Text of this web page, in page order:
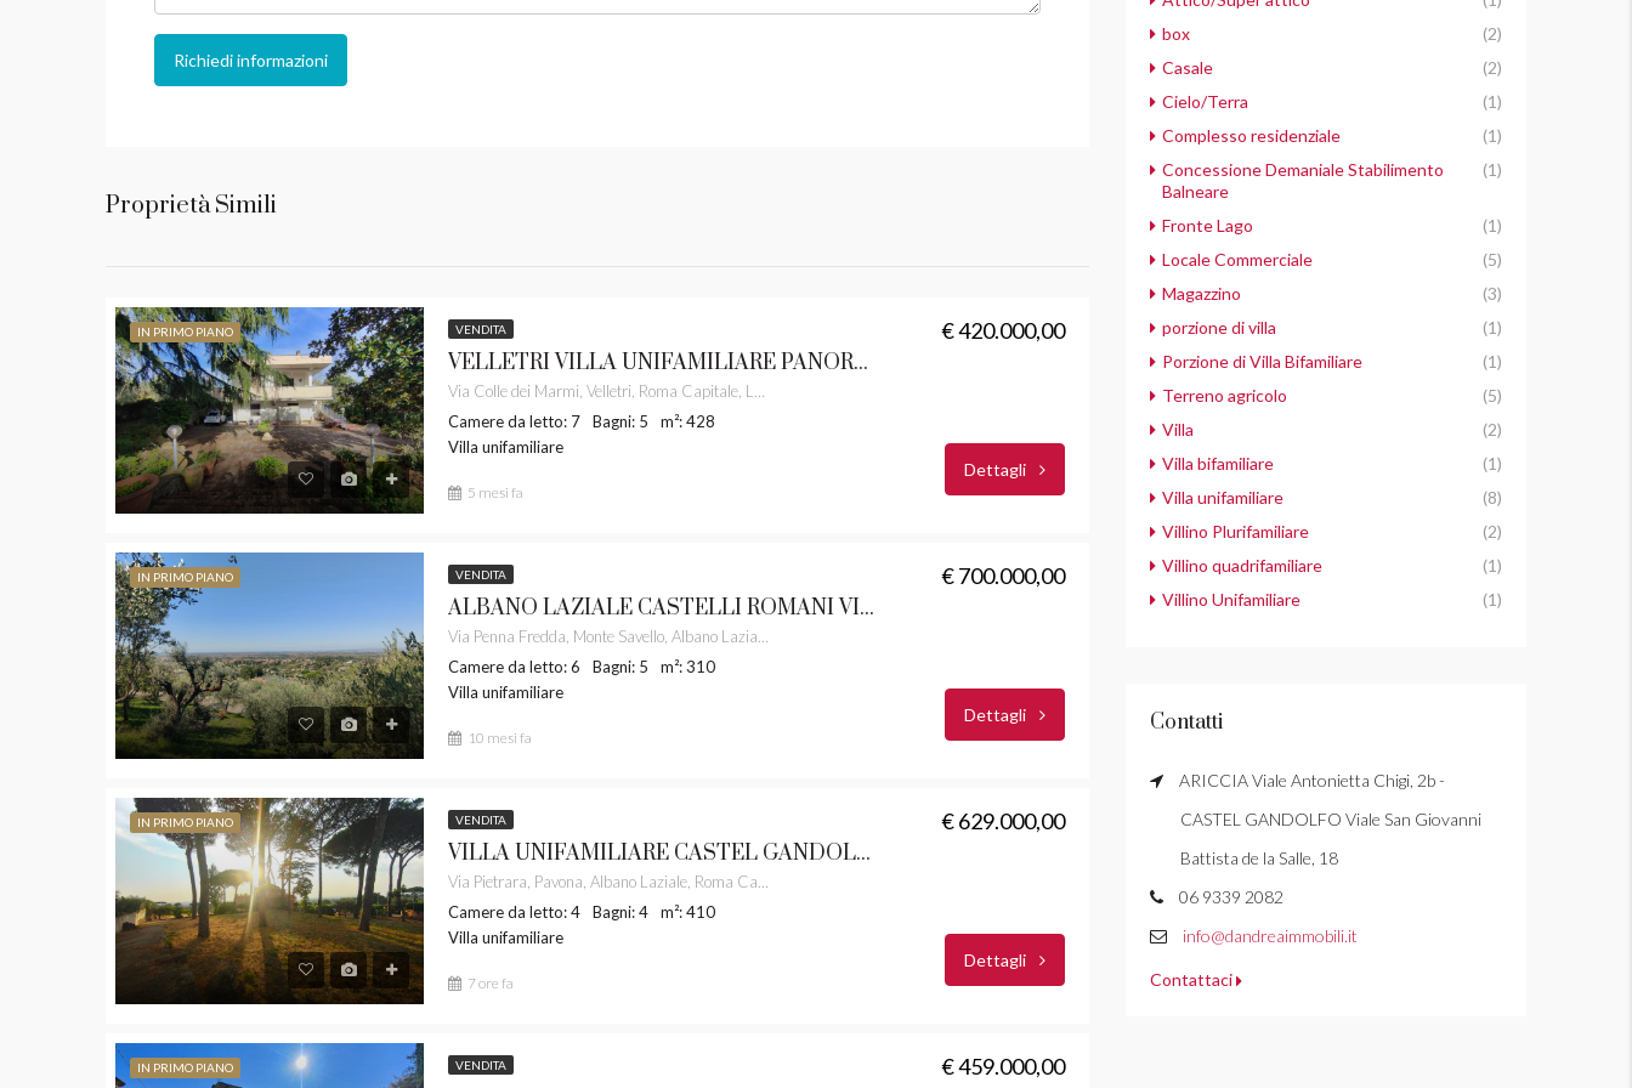
Richiedi informazioni
Proprietà Simili
IN PRIMO PIANO VENDITA
VELLETRI VILLA UNIFAMILIARE PANORAMICA CASTELLI ROMANI RIF. 29
Camere da letto: 7
Bagni: 5
m²: 428
Villa unifamiliare
5 mesi fa
€ 420.000,00
Dettagli
IN PRIMO PIANO VENDITA
ALBANO LAZIALE CASTELLI ROMANI VILLA UNIFAMILIARE PANORAMICA RIF.8
Camere da letto: 6
Bagni: 5
m²: 310
Villa unifamiliare
10 mesi fa
€ 700.000,00
Dettagli
IN PRIMO PIANO VENDITA
VILLA UNIFAMILIARE CASTEL GANDOLFO CASTELLI ROMANI RIF. 4
Camere da letto: 4
Bagni: 4
m²: 410
Villa unifamiliare
7 ore fa
€ 629.000,00
Dettagli
IN PRIMO PIANO VENDITA € 459.000,00
box
(2)
Casale
(2)
Cielo/Terra
(1)
Complesso residenziale
(1)
Concessione Demaniale Stabilimento
Balneare
(1)
Fronte Lago
(1)
Locale Commerciale
(5)
Magazzino
(3)
porzione di villa
(1)
Porzione di Villa Bifamiliare
(1)
Terreno agricolo
(5)
Villa
(2)
Villa bifamiliare
(1)
Villa unifamiliare
(8)
Villino Plurifamiliare
(2)
Villino quadrifamiliare
(1)
Villino Unifamiliare
(1)
Contatti
ARICCIA Viale Antonietta Chigi, 2b -
CASTEL GANDOLFO Viale San Giovanni
Battista de la Salle, 18
06 9339 2082
info@dandreaimmobili.it
Contattaci